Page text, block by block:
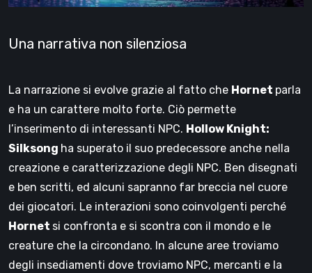
Una narrativa non silenziosa
La narrazione si evolve grazie al fatto che Hornet parla
e ha un carattere molto forte. Ciò permette
l’inserimento di interessanti NPC. Hollow Knight:
Silksong ha superato il suo predecessore anche nella
creazione e caratterizzazione degli NPC. Ben disegnati
e ben scritti, ed alcuni sapranno far breccia nel cuore
dei giocatori. Le interazioni sono coinvolgenti perché
Hornet si confronta e si scontra con il mondo e le
creature che la circondano. In alcune aree troviamo
degli insediamenti dove troviamo NPC, mercanti e la